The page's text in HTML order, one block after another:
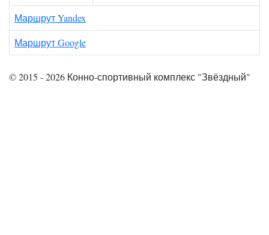
Маршрут Yandex
Маршрут Google
© 2015 - 2026 Конно-спортивный комплекс "Звёздный"